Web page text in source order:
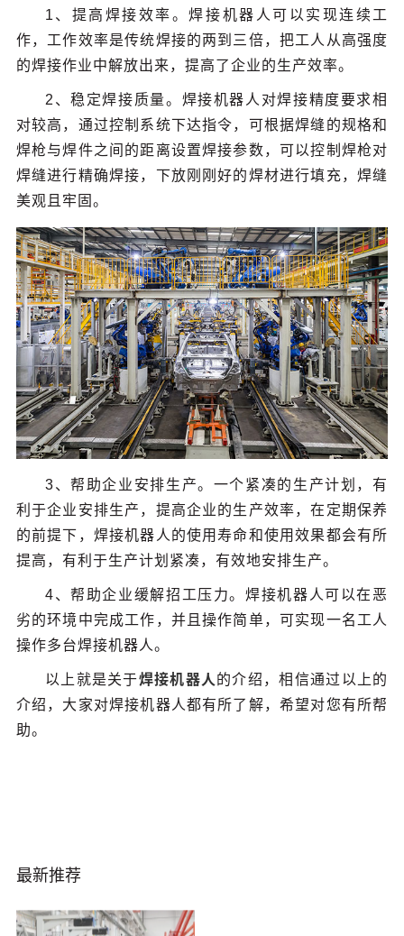
1、提高焊接效率。焊接机器人可以实现连续工
作，工作效率是传统焊接的两到三倍，把工人从高强度
的焊接作业中解放出来，提高了企业的生产效率。
2、稳定焊接质量。焊接机器人对焊接精度要求相
对较高，通过控制系统下达指令，可根据焊缝的规格和
焊枪与焊件之间的距离设置焊接参数，可以控制焊枪对
焊缝进行精确焊接，下放刚刚好的焊材进行填充，焊缝
美观且牢固。
3、帮助企业安排生产。一个紧凑的生产计划，有
利于企业安排生产，提高企业的生产效率，在定期保养
的前提下，焊接机器人的使用寿命和使用效果都会有所
提高，有利于生产计划紧凑，有效地安排生产。
4、帮助企业缓解招工压力。焊接机器人可以在恶
劣的环境中完成工作，并且操作简单，可实现一名工人
操作多台焊接机器人。
以上就是关于焊接机器人 的介绍，相信通过以上的
介绍，大家对焊接机器人都有所了解，希望对您有所帮
助。
最新推荐